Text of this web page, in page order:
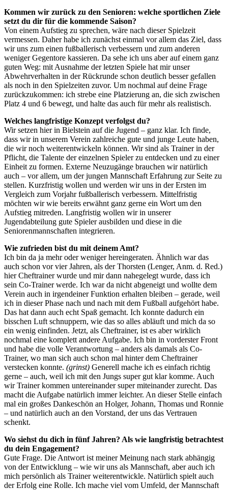
Kommen wir zurück zu den Senioren: welche sportlichen Ziele
setzt du dir für die kommende Saison?
Von einem Aufstieg zu sprechen, wäre nach dieser Spielzeit
vermessen. Daher habe ich zunächst einmal vor allem das Ziel, dass
wir uns zum einen fußballerisch verbessern und zum anderen
weniger Gegentore kassieren. Da sehe ich uns aber auf einem ganz
guten Weg: mit Ausnahme der letzten Spiele hat mir unser
Abwehrverhalten in der Rückrunde schon deutlich besser gefallen
als noch in den Spielzeiten zuvor. Um nochmal auf deine Frage
zurückzukommen: ich strebe eine Platzierung an, die sich zwischen
Platz 4 und 6 bewegt, und halte das auch für mehr als realistisch.
Welches langfristige Konzept verfolgst du?
Wir setzen hier in Bielstein auf die Jugend – ganz klar. Ich finde,
dass wir in unserem Verein zahlreiche gute und junge Leute haben,
die wir noch weiterentwickeln können. Wir sind als Trainer in der
Pflicht, die Talente der einzelnen Spieler zu entdecken und zu einer
Einheit zu formen. Externe Neuzugänge brauchen wir natürlich
auch – vor allem, um der jungen Mannschaft Erfahrung zur Seite zu
stellen. Kurzfristig wollen und werden wir uns in der Ersten im
Vergleich zum Vorjahr fußballerisch verbessern. Mittelfristig
möchten wir wie bereits erwähnt ganz gerne ein Wort um den
Aufstieg mitreden. Langfristig wollen wir in unserer
Jugendabteilung gute Spieler ausbilden und diese in die
Seniorenmannschaften integrieren.
Wie zufrieden bist du mit deinem Amt?
Ich bin da ja mehr oder weniger hereingeraten. Ähnlich war das
auch schon vor vier Jahren, als der Thorsten (Lenger, Anm. d. Red.)
hier Cheftrainer wurde und mir dann nahegelegt wurde, dass ich
sein Co-Trainer werde. Ich war da nicht abgeneigt und wollte dem
Verein auch in irgendeiner Funktion erhalten bleiben – gerade, weil
ich in dieser Phase nach und nach mit dem Fußball aufgehört habe.
Das hat dann auch echt Spaß gemacht. Ich konnte dadurch ein
bisschen Luft schnuppern, wie das so alles abläuft und mich da so
ein wenig einfinden. Jetzt, als Cheftrainer, ist es aber wirklich
nochmal eine komplett andere Aufgabe. Ich bin in vorderster Front
und habe die volle Verantwortung – anders als damals als Co-
Trainer, wo man sich auch schon mal hinter dem Cheftrainer
verstecken konnte. (grinst) Generell mache ich es einfach richtig
gerne – auch, weil ich mit den Jungs super gut klar komme. Auch
wir Trainer kommen untereinander super miteinander zurecht. Das
macht die Aufgabe natürlich immer leichter. An dieser Stelle einfach
mal ein großes Dankeschön an Holger, Johann, Thomas und Ronnie
– und natürlich auch an den Vorstand, der uns das Vertrauen
schenkt.
Wo siehst du dich in fünf Jahren? Als wie langfristig betrachtest
du dein Engagement?
Gute Frage. Die Antwort ist meiner Meinung nach stark abhängig
von der Entwicklung – wie wir uns als Mannschaft, aber auch ich
mich persönlich als Trainer weiterentwickle. Natürlich spielt auch
der Erfolg eine Rolle. Ich mache viel vom Umfeld, der Mannschaft